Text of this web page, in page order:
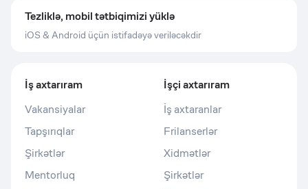
Tezliklə, mobil tətbiqimizi yüklə
iOS & Android üçün istifadəyə veriləcəkdir
İş axtarıram
Vakansiyalar
Tapşırıqlar
Şirkətlər
Mentorluq
İşçi axtarıram
İş axtaranlar
Frilanserlər
Xidmətlər
Şirkətlər